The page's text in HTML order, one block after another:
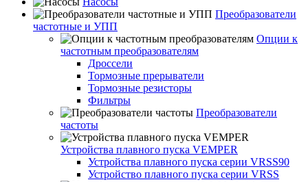
Преобразователи
частотные и УПП
Опции к
частотным преобразователям
Дроссели
Тормозные прерыватели
Тормозные резисторы
Фильтры
Преобразователи
частоты
Устройства плавного пуска VEMPER
Устройства плавного пуска серии VRSS90
Устройство плавного пуска серии VRSS